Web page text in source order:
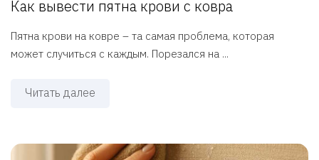
Как вывести пятна крови с ковра
Пятна крови на ковре – та самая проблема, которая
может случиться с каждым. Порезался на ...
Читать далее